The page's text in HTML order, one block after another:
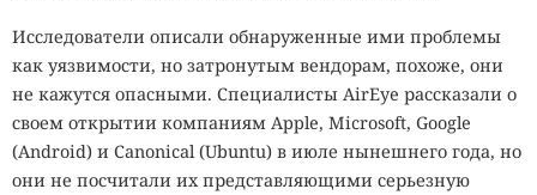
Исследователи описали обнаруженные ими проблемы
как уязвимости, но затронутым вендорам, похоже, они
не кажутся опасными. Специалисты AirEye рассказали о
своем открытии компаниям Apple, Microsoft, Google
(Android) и Canonical (Ubuntu) в июле нынешнего года, но
они не посчитали их представляющими серьезную